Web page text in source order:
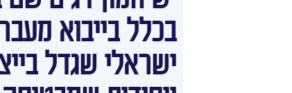
ישראלי שגדל